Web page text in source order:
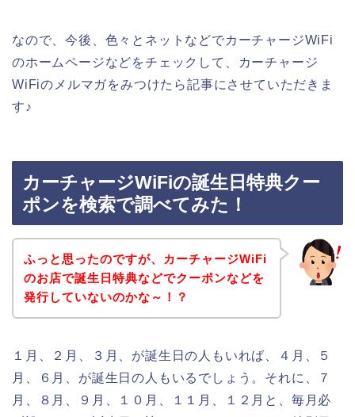
なので、今後、色々とネットなどでカーチャージWiFi
のホームページなどをチェックして、カーチャージ
WiFiのメルマガをみつけたら記事にさせていただきま
す♪
カーチャージWiFiの誕生日特典クー
ポンを検索で調べてみた！
ふっと思ったのですが、カーチャージWiFi
のお店で誕生日特典などでクーポンなどを
発行していないのかな～！？
１月、２月、３月、が誕生日の人もいれば、４月、５
月、６月、が誕生日の人もいるでしょう。それに、７
月、８月、９月、１０月、１１月、１２月と、毎月必